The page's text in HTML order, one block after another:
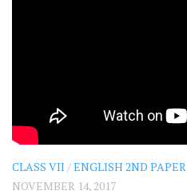
CLASS VII /ENGLISH 2ND PAPER
NOVEMBER 14, 2017